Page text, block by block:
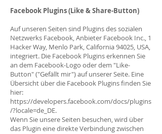
Facebook Plugins (Like & Share-Button)
Auf unseren Seiten sind Plugins des sozialen
Netzwerks Facebook, Anbieter Facebook Inc., 1
Hacker Way, Menlo Park, California 94025, USA,
integriert. Die Facebook Plugins erkennen Sie
an dem Facebook-Logo oder dem "Like-
Button" ("Gefällt mir") auf unserer Seite. Eine
Übersicht über die Facebook Plugins finden Sie
hier:
https://developers.facebook.com/docs/plugins
/?locale=de_DE.
Wenn Sie unsere Seiten besuchen, wird über
das Plugin eine direkte Verbindung zwischen